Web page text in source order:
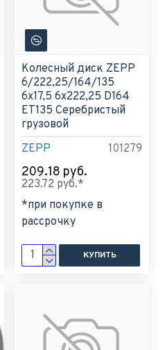
ZEPP 101279
Колесный диск ZEPP
6/222,25/164/135
6x17,5 6x222,25 D164
ET135 Серебристый
грузовой
209.18 руб.
223.72 руб.*
*при покупке в
рассрочку
КУПИТЬ